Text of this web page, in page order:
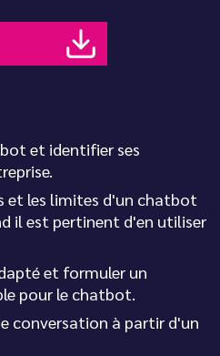
et identifier ses
et les limites d'un chatbot
il est pertinent d'en utiliser
et formuler un
pour le chatbot.
conversation à partir d'un